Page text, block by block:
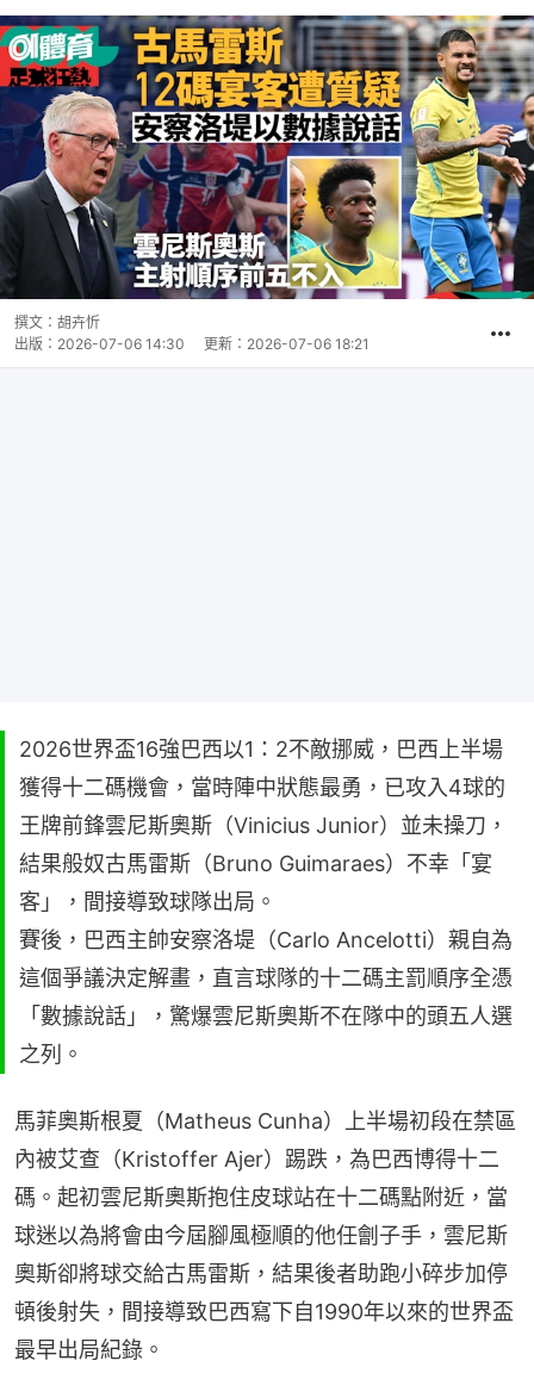
撰文： 胡卉忻
出版： 2026-07-06 14:30 更新： 2026-07-06 18:21
2026世界盃16強巴西以1：2不敵挪威，巴西上半場
獲得十二碼機會，當時陣中狀態最勇，已攻入4球的
王牌前鋒雲尼斯奧斯（Vinicius Junior）並未操刀，
結果般奴古馬雷斯（Bruno Guimaraes）不幸「宴
客」，間接導致球隊出局。
賽後，巴西主帥安察洛堤（Carlo Ancelotti）親自為
這個爭議決定解畫，直言球隊的十二碼主罰順序全憑
「數據說話」，驚爆雲尼斯奧斯不在隊中的頭五人選
之列。
馬菲奧斯根夏（Matheus Cunha）上半場初段在禁區
內被艾查（Kristoffer Ajer）踢跌，為巴西博得十二
碼。起初雲尼斯奧斯抱住皮球站在十二碼點附近，當
球迷以為將會由今屆腳風極順的他任劊子手，雲尼斯
奧斯卻將球交給古馬雷斯，結果後者助跑小碎步加停
頓後射失，間接導致巴西寫下自1990年以來的世界盃
最早出局紀錄。